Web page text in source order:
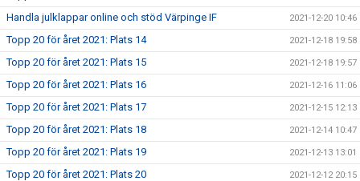
Handla julklappar online och stöd Värpinge IF 2021-12-20 10:46
Topp 20 för året 2021: Plats 14 2021-12-18 19:58
Topp 20 för året 2021: Plats 15 2021-12-18 19:57
Topp 20 för året 2021: Plats 16 2021-12-16 11:06
Topp 20 för året 2021: Plats 17 2021-12-15 12:13
Topp 20 för året 2021: Plats 18 2021-12-14 10:47
Topp 20 för året 2021: Plats 19 2021-12-13 13:01
Topp 20 för året 2021: Plats 20 2021-12-12 20:15